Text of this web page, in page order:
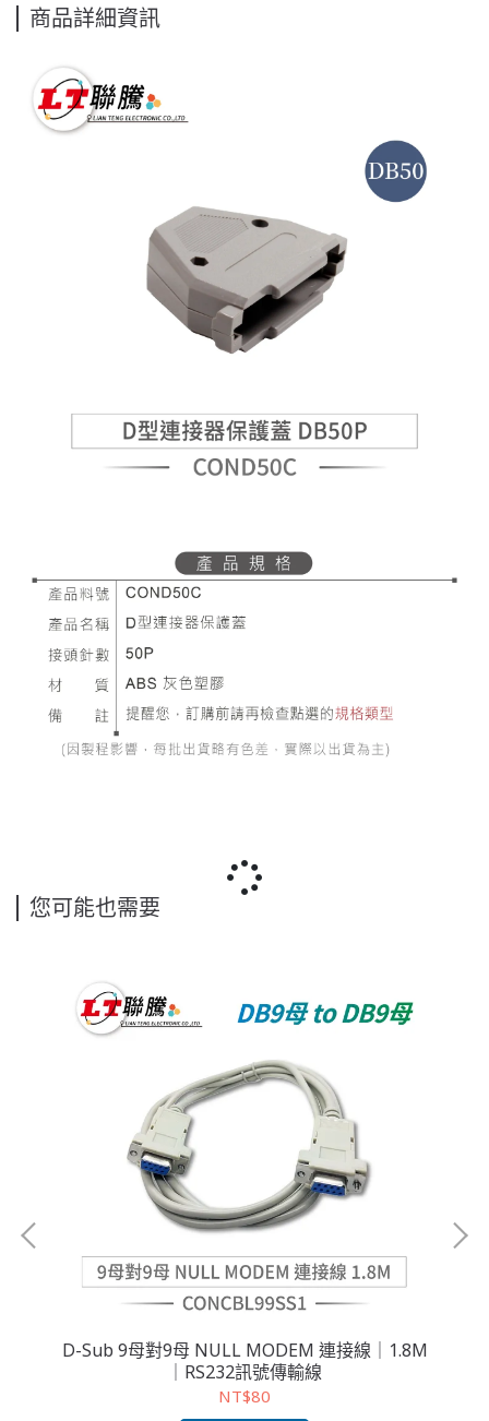
商品詳細資訊
您可能也需要
D-Sub 9母對9母 NULL MODEM 連接線｜1.8M
｜RS232訊號傳輸線
NT$80